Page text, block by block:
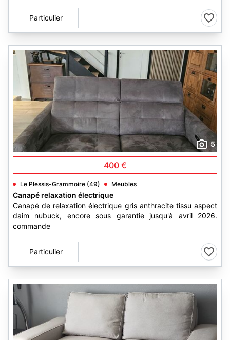
Particulier
5
400 €
Le Plessis-Grammoire (49) Meubles
Canapé relaxation électrique
Canapé de relaxation électrique gris anthracite tissu aspect
daim nubuck, encore sous garantie jusqu'à avril 2026.
commande
Particulier